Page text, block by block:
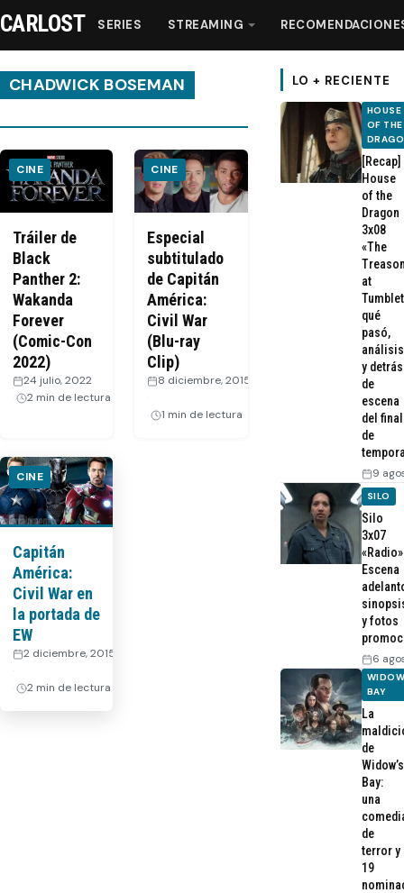
Streaming
Recomendaciones
Videos
Webisodios
CARLOST SERIES STREAMING
CHADWICK BOSEMAN
CINE
Tráiler de
Black
Panther 2:
Wakanda
Forever
(Comic-Con
2022)
24 julio, 2022
2 min de lectura
CINE
Especial
subtitulado
de Capitán
América:
Civil War
(Blu-ray
Clip)
8 diciembre, 2015
1 min de lectura
CINE
Capitán
América:
Civil War en
la portada de
EW
2 diciembre, 2015
2 min de lectura
LO + RECIENTE
HOUSE
OF THE
[Recap]
House
of the
Dragon
3x08
«The
at
qué
pasó,
análisis
y detrás
de
escena
del final
de
9
SILO
Silo
3x07
Escena
y fotos
6
BAY
La
de
Widow’s
Bay:
una
de
terror y
19